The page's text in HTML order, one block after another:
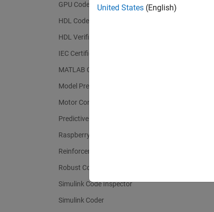
GPU Coder
HDL Coder
HDL Verifier
IEC Certification Kit
MATLAB Coder
Model Predictive Control Toolbox
Motor Control Blockset
Predictive Maintenance Toolbox
Raspberry Pi Blockset
Reinforcement Learning Toolbox
Robust Control Toolbox
Simulink Code Inspector
Simulink Coder
United States (English)